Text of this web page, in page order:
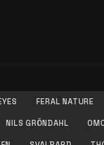
FERAL NATURE
NILS GRÖNDAHL